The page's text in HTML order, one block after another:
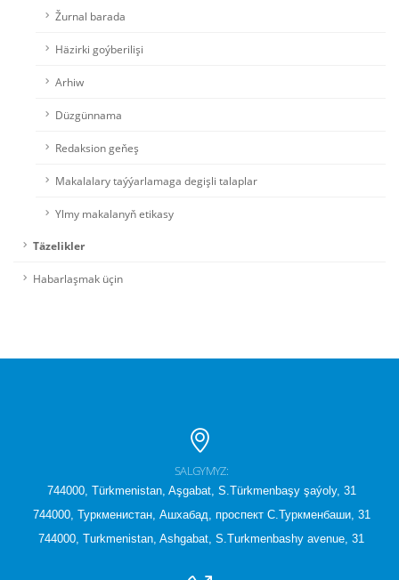
Žurnal barada
Häzirki goýberilişi
Arhiw
Düzgünnama
Redaksion geňeş
Makalalary taýýarlamaga degişli talaplar
Ylmy makalanyň etikasy
Täzelikler
Habarlaşmak üçin
SALGYMYZ:
744000, Türkmenistan, Aşgabat, S.Türkmenbaşy şaýoly, 31
744000, Туркменистан, Ашхабад, проспект С.Туркменбаши, 31
744000, Turkmenistan, Ashgabat, S.Turkmenbashy avenue, 31